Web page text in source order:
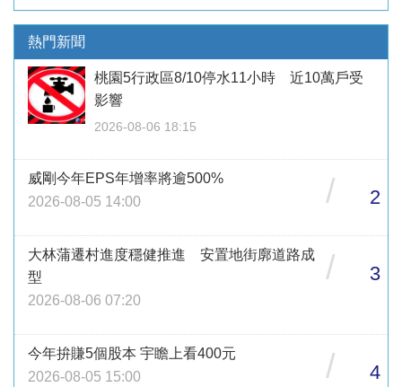
熱門新聞
桃園5行政區8/10停水11小時 近10萬戶受
影響
2026-08-06 18:15
威剛今年EPS年增率將逾500%
2026-08-05 14:00
/ 2
大林蒲遷村進度穩健推進 安置地街廓道路成
型
2026-08-06 07:20
/ 3
今年拚賺5個股本 宇瞻上看400元
2026-08-05 15:00
/ 4